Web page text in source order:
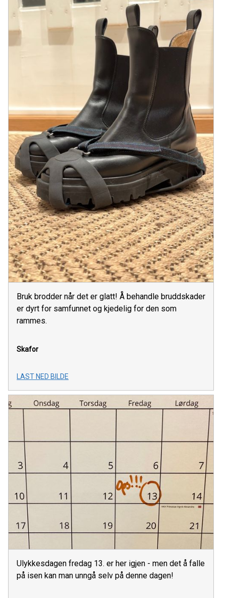
Bruk brodder når det er glatt! Å behandle bruddskader
er dyrt for samfunnet og kjedelig for den som
rammes.
Skafor
LAST NED BILDE
Ulykkesdagen fredag 13. er her igjen - men det å falle
på isen kan man unngå selv på denne dagen!